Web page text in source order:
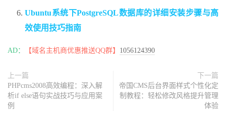
Ubuntu系统下PostgreSQL数据库的详细安装步骤与高
效使用技巧指南
AD： 【域名主机商优惠推送QQ群】 1056124390
上一篇
PHPcms2008高效编程：深入解
析if else语句实战技巧与应用案
例
下一篇
帝国CMS后台界面样式个性化定
制教程：轻松修改风格提升管理
体验